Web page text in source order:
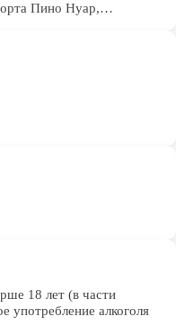
Пино Нуар,
с выраженными
Вкус изысканный,
послевкусием.
создадут атмосферу
сопровождения –
добавка –
18 лет (в части
употребление алкоголя